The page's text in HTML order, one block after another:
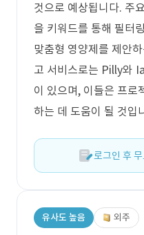
것으로 예상됩니다. 주
을 키워드를 통해 필터
맞춤형 영양제를 제안
고 서비스로는 Pilly와
이 있으며, 이들은 프로
하는 데 도움이 될 것입
로그인 후
유사도 높음 외주